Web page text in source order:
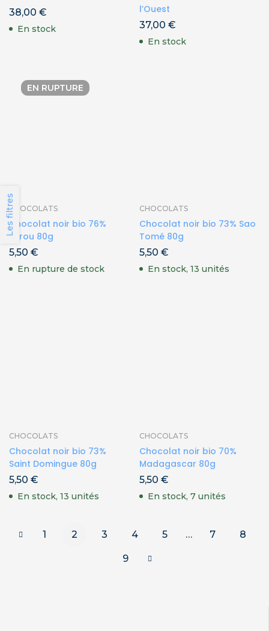
Les filtres
38,00 €
En stock
l’Ouest
37,00 €
En stock
EN RUPTURE
CHOCOLATS
Chocolat noir bio 76%
Pérou 80g
5,50 €
En rupture de stock
CHOCOLATS
Chocolat noir bio 73% Sao
Tomé 80g
5,50 €
En stock, 13 unités
CHOCOLATS
Chocolat noir bio 73%
Saint Domingue 80g
5,50 €
En stock, 13 unités
CHOCOLATS
Chocolat noir bio 70%
Madagascar 80g
5,50 €
En stock, 7 unités
1 2 3 4 5 … 7 8
9